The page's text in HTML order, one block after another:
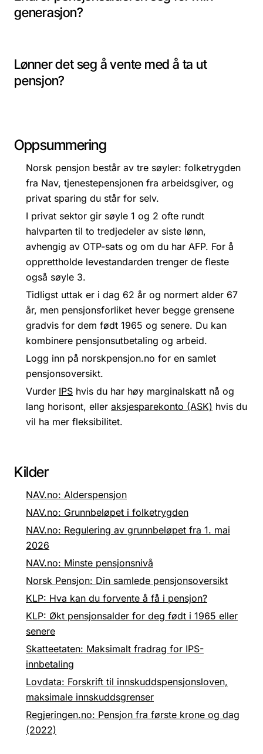
generasjon?
NAV.no
KLP
Lønner det seg å vente med å ta ut
pensjon?
nav.no/pensjon
Oppsummering
Norsk pensjon består av tre søyler: folketrygden
fra Nav, tjenestepensjonen fra arbeidsgiver, og
privat sparing du står for selv.
I privat sektor gir søyle 1 og 2 ofte rundt
halvparten til to tredjedeler av siste lønn,
avhengig av OTP-sats og om du har AFP. For å
opprettholde levestandarden trenger de fleste
også søyle 3.
Tidligst uttak er i dag 62 år og normert alder 67
år, men pensjonsforliket hever begge grensene
gradvis for dem født 1965 og senere. Du kan
kombinere pensjonsutbetaling og arbeid.
Logg inn på norskpensjon.no for en samlet
pensjonsoversikt.
Vurder IPS hvis du har høy marginalskatt nå og
lang horisont, eller aksjesparekonto (ASK) hvis du
vil ha mer fleksibilitet.
Kilder
NAV.no: Alderspensjon
NAV.no: Grunnbeløpet i folketrygden
NAV.no: Regulering av grunnbeløpet fra 1. mai
2026
NAV.no: Minste pensjonsnivå
Norsk Pensjon: Din samlede pensjonsoversikt
KLP: Hva kan du forvente å få i pensjon?
KLP: Økt pensjonsalder for deg født i 1965 eller
senere
Skatteetaten: Maksimalt fradrag for IPS-
innbetaling
Lovdata: Forskrift til innskuddspensjonsloven,
maksimale innskuddsgrenser
Regjeringen.no: Pensjon fra første krone og dag
(2022)